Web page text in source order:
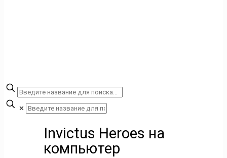
✕
Invictus Heroes на
компьютер